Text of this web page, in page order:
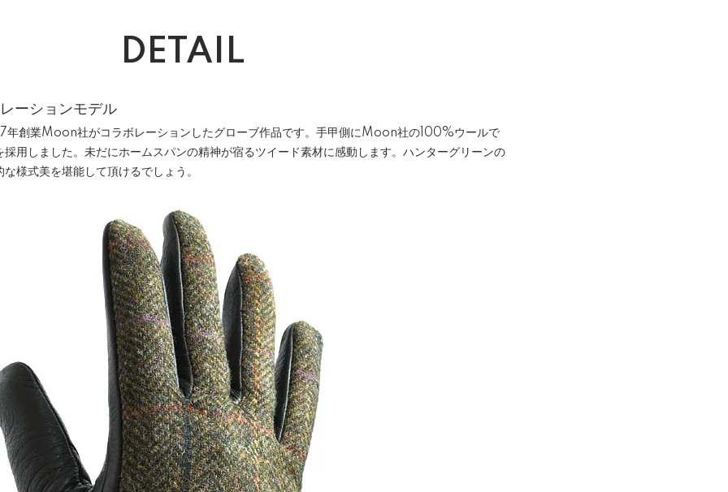
DETAIL
ーションモデル
年創業Moon社がコラボレーションしたグローブ作品です。手甲側にMoon社の100%ウールで
用しました。未だにホームスパンの精神が宿るツイード素材に感動します。ハンターグリーンの
様式美を堪能して頂けるでしょう。